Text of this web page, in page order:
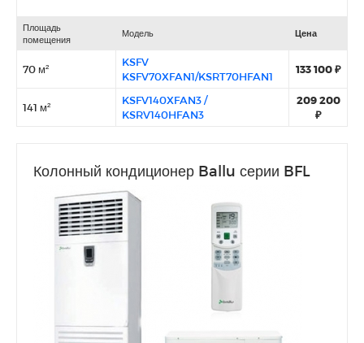
Площадь
помещения
Модель Цена
70 м²
KSFV
KSFV70XFAN1/KSRT70HFAN1
133 100 ₽
141 м²
KSFV140XFAN3 /
KSRV140HFAN3
209 200
₽
Колонный кондиционер Ballu серии BFL